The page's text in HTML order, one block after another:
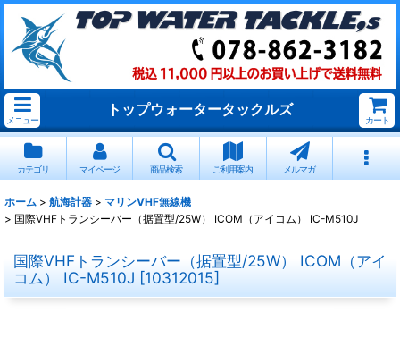
メニュー
トップウォータータックルズ
カート
カテゴリ マイページ 商品検索 ご利用案内 メルマガ
ホーム > 航海計器 > マリンVHF無線機
> 国際VHFトランシーバー（据置型/25W） ICOM（アイコム） IC-M510J
国際VHFトランシーバー（据置型/25W） ICOM（アイ
コム） IC-M510J [10312015]